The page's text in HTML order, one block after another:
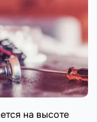
на высоте